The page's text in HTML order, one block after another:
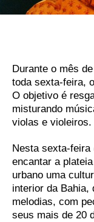
Durante o mês
toda sexta-feira,
O objetivo é
misturando
violas e violeiros.
Nesta sexta-feira
encantar a
urbano uma
interior da Bahia,
melodias, com
seus mais de 20